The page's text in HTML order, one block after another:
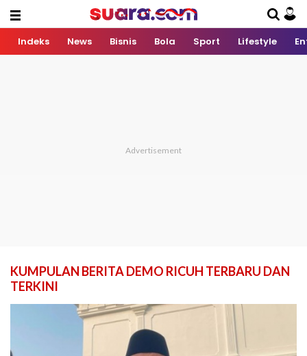
Indeks News Bisnis Bola Sport Lifestyle
KUMPULAN BERITA DEMO RICUH TERBARU DAN
TERKINI